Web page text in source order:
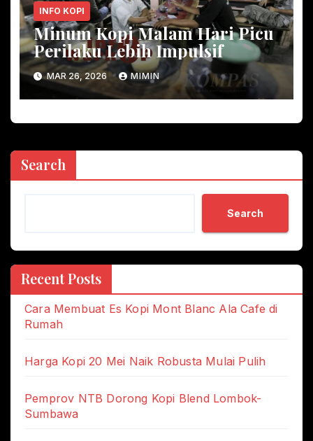
INFO KOPI
Minum Kopi Malam Hari Picu
Perilaku Lebih Impulsif
MAR 26, 2026 MIMIN
Search
Search
Recent Posts
Cara Membuat Es Kopi Mont Blanc Ala Cafe di
Rumah
Harga Kopi 20 Mei Naik Robusta Mulai Pulih
Pemprov NTB Dorong Kopi Blend Lombok-
Sumbawa